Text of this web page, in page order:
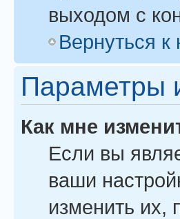
выходом с
Вернуться к
Параметры
Как мне
Если вы
ваши
изменить их,